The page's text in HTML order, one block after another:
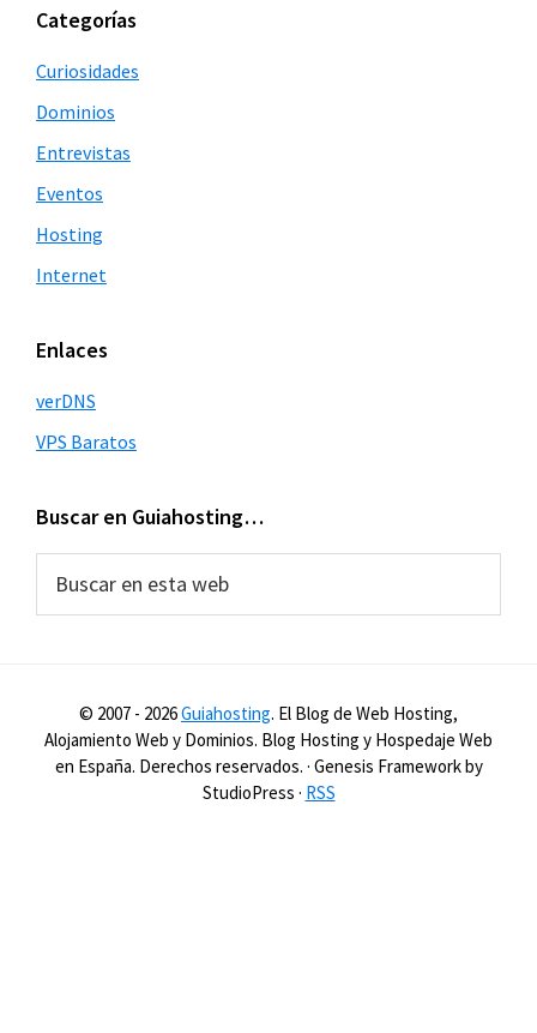
Barra
lateral
principal
Categorías
Curiosidades
Dominios
Entrevistas
Eventos
Hosting
Internet
Enlaces
verDNS
VPS Baratos
Buscar en Guiahosting…
© 2007 - 2026Guiahosting. El Blog de Web Hosting,
Alojamiento Web y Dominios. Blog Hosting y Hospedaje Web
en España. Derechos reservados. · Genesis Framework by
StudioPress · RSS